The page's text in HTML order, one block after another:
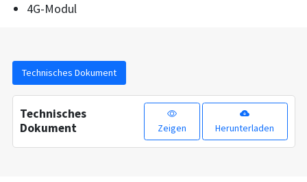
4G-Modul
Technisches Dokument
Technisches
Dokument
Zeigen Herunterladen